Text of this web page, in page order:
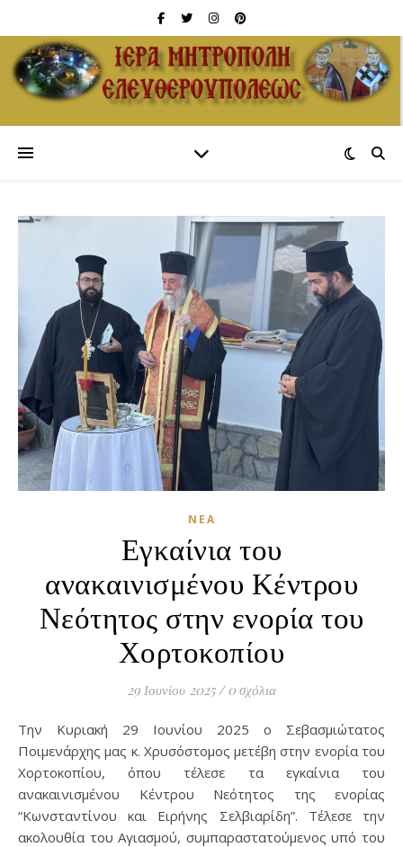
ΝΈΑ
Εγκαίνια του
ανακαινισμένου Κέντρου
Νεότητος στην ενορία του
Χορτοκοπίου
29 Ιουνίου 2025 / 0 σχόλια
Την Κυριακή 29 Ιουνίου 2025 ο Σεβασμιώτατος
Ποιμενάρχης μας κ. Χρυσόστομος μετέβη στην ενορία του
Χορτοκοπίου, όπου τέλεσε τα εγκαίνια του
ανακαινισμένου Κέντρου Νεότητος της ενορίας
“Κωνσταντίνου και Ειρήνης Σελβιαρίδη”. Τέλεσε την
ακολουθία του Αγιασμού, συμπαραστατούμενος υπό του